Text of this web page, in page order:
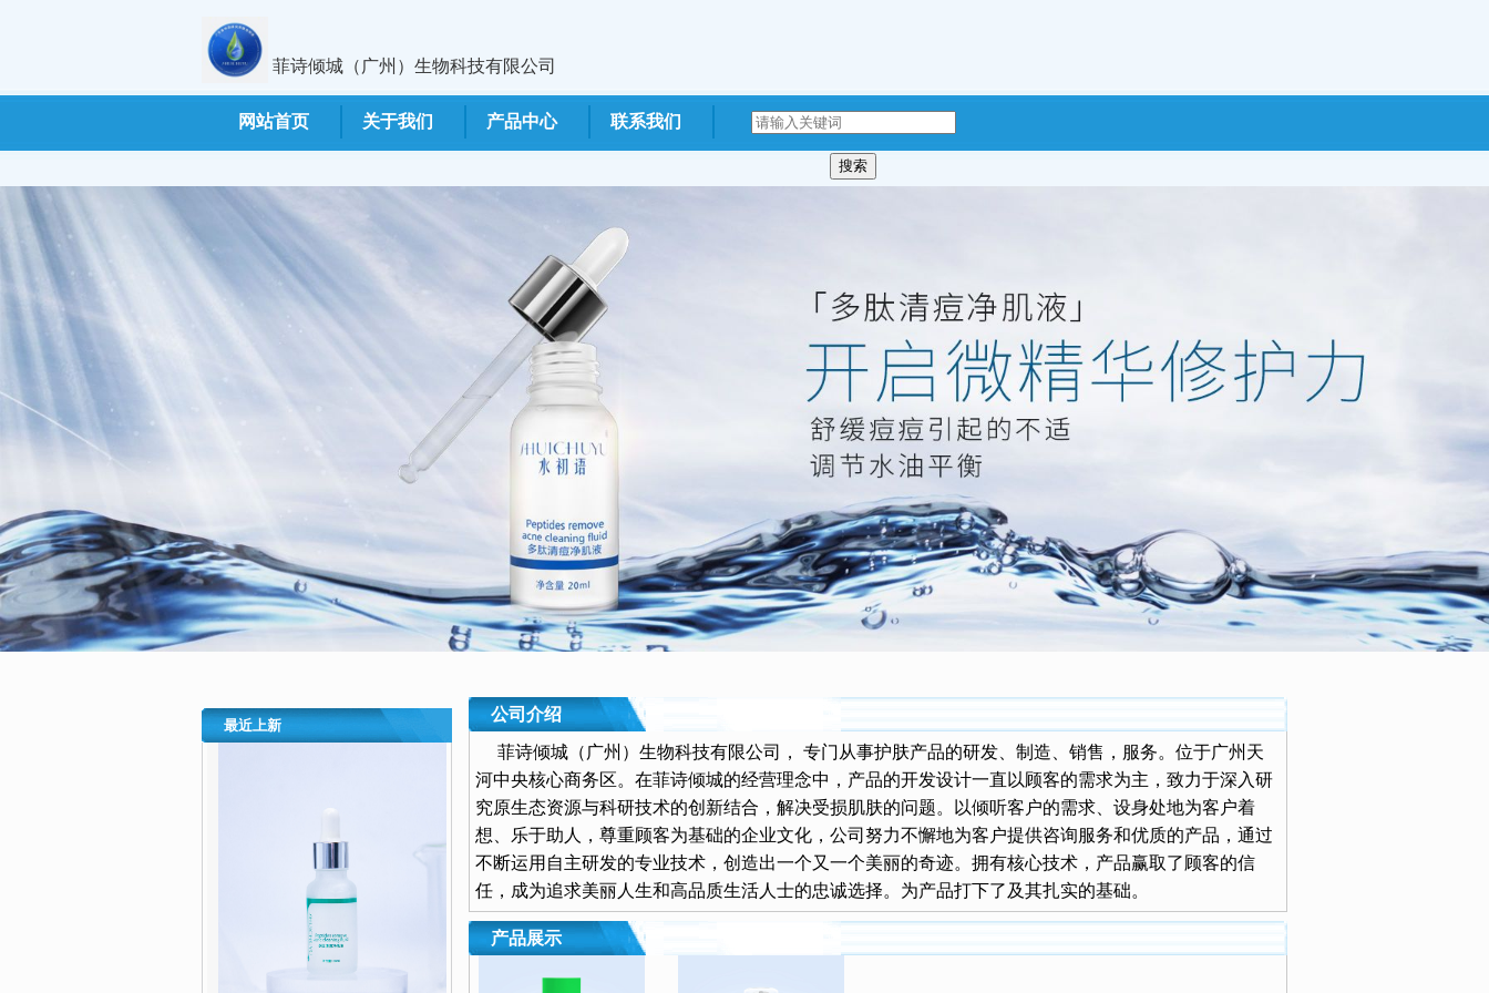
菲诗倾城（广州）生物科技有限公司
网站首页 关于我们 产品中心 联系我们
最近上新
公司介绍
菲诗倾城（广州）生物科技有限公司， 专门从事护肤产品的研发、制造、销售，服务。位于广州天
河中央核心商务区。在菲诗倾城的经营理念中，产品的开发设计一直以顾客的需求为主，致力于深入研
究原生态资源与科研技术的创新结合，解决受损肌肤的问题。以倾听客户的需求、设身处地为客户着
想、乐于助人，尊重顾客为基础的企业文化，公司努力不懈地为客户提供咨询服务和优质的产品，通过
不断运用自主研发的专业技术，创造出一个又一个美丽的奇迹。拥有核心技术，产品赢取了顾客的信
任，成为追求美丽人生和高品质生活人士的忠诚选择。为产品打下了及其扎实的基础。
产品展示